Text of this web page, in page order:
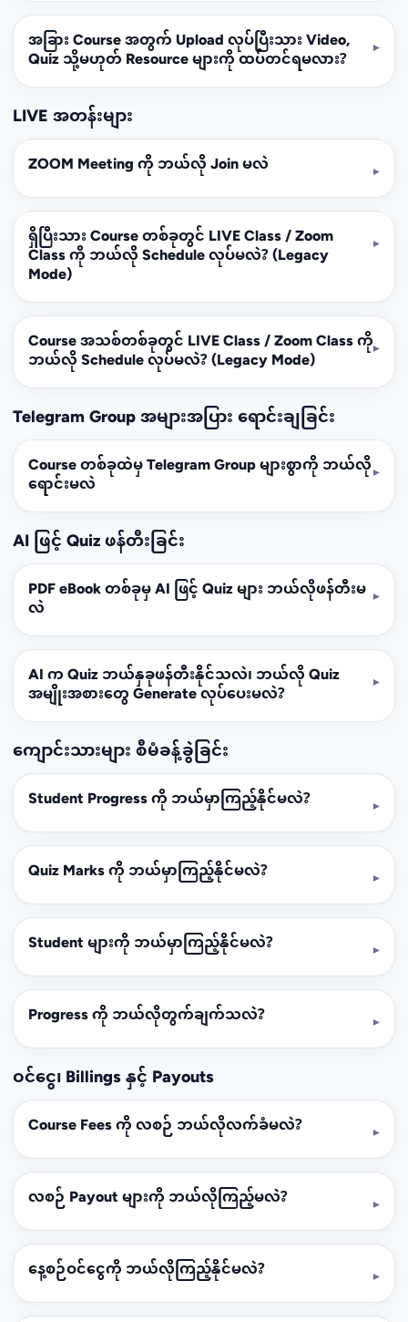
အခြား Course အတွက် Upload လုပ်ပြီးသား Video,
Quiz သို့မဟုတ် Resource များကို ထပ်တင်ရမလား? ▾
LIVE အတန်းများ
ZOOM Meeting ကို ဘယ်လို Join မလဲ ▾
ရှိပြီးသား Course တစ်ခုတွင် LIVE Class / Zoom
Class ကို ဘယ်လို Schedule လုပ်မလဲ? (Legacy
Mode)
▾
Course အသစ်တစ်ခုတွင် LIVE Class / Zoom Class ကို
ဘယ်လို Schedule လုပ်မလဲ? (Legacy Mode) ▾
Telegram Group အများအပြား ရောင်းချခြင်း
Course တစ်ခုထဲမှ Telegram Group များစွာကို ဘယ်လို
ရောင်းမလဲ ▾
AI ဖြင့် Quiz ဖန်တီးခြင်း
PDF eBook တစ်ခုမှ AI ဖြင့် Quiz များ ဘယ်လိုဖန်တီးမ
လဲ ▾
AI က Quiz ဘယ်နှခုဖန်တီးနိုင်သလဲ၊ ဘယ်လို Quiz
အမျိုးအစားတွေ Generate လုပ်ပေးမလဲ? ▾
ကျောင်းသားများ စီမံခန့်ခွဲခြင်း
Student Progress ကို ဘယ်မှာကြည့်နိုင်မလဲ? ▾
Quiz Marks ကို ဘယ်မှာကြည့်နိုင်မလဲ? ▾
Student များကို ဘယ်မှာကြည့်နိုင်မလဲ? ▾
Progress ကို ဘယ်လိုတွက်ချက်သလဲ? ▾
ဝင်ငွေ၊ Billings နှင့် Payouts
Course Fees ကို လစဉ် ဘယ်လိုလက်ခံမလဲ? ▾
လစဉ် Payout များကို ဘယ်လိုကြည့်မလဲ? ▾
နေ့စဉ်ဝင်ငွေကို ဘယ်လိုကြည့်နိုင်မလဲ? ▾